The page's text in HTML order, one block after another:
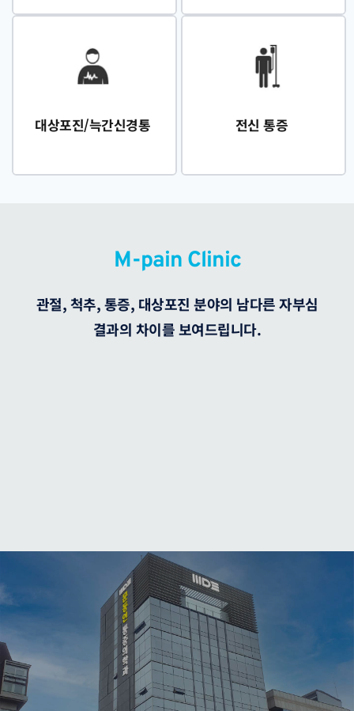
대상포진/늑간신경통 전신 통증
M-pain Clinic
관절, 척추, 통증, 대상포진 분야의 남다른 자부심
결과의 차이를 보여드립니다.